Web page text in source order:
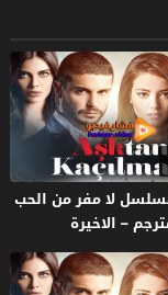
لا مفر من الحب